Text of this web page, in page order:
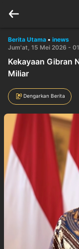
Berita Utama • inews
Jum'at, 15 Mei 2026 -
Kekayaan Gibran
Miliar
Dengarkan Berita